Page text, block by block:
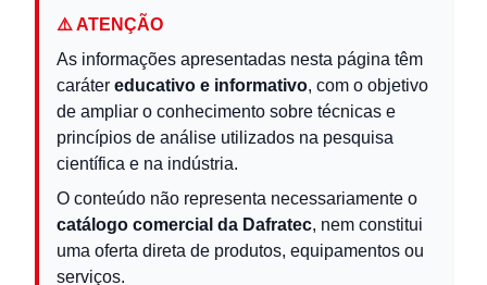
⚠️ ATENÇÃO
As informações apresentadas nesta página têm
caráter educativo e informativo, com o objetivo
de ampliar o conhecimento sobre técnicas e
princípios de análise utilizados na pesquisa
científica e na indústria.
O conteúdo não representa necessariamente o
catálogo comercial da Dafratec, nem constitui
uma oferta direta de produtos, equipamentos ou
serviços.